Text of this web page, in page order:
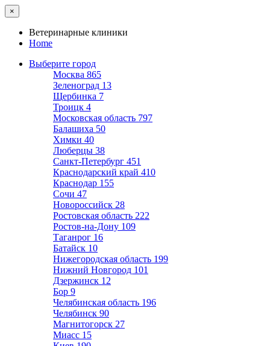
×
Ветеринарные клиники
Home
Выберите город
Москва 865
Зеленоград 13
Щербинка 7
Троицк 4
Московская область 797
Балашиха 50
Химки 40
Люберцы 38
Санкт-Петербург 451
Краснодарский край 410
Краснодар 155
Сочи 47
Новороссийск 28
Ростовская область 222
Ростов-на-Дону 109
Таганрог 16
Батайск 10
Нижегородская область 199
Нижний Новгород 101
Дзержинск 12
Бор 9
Челябинская область 196
Челябинск 90
Магнитогорск 27
Миасс 15